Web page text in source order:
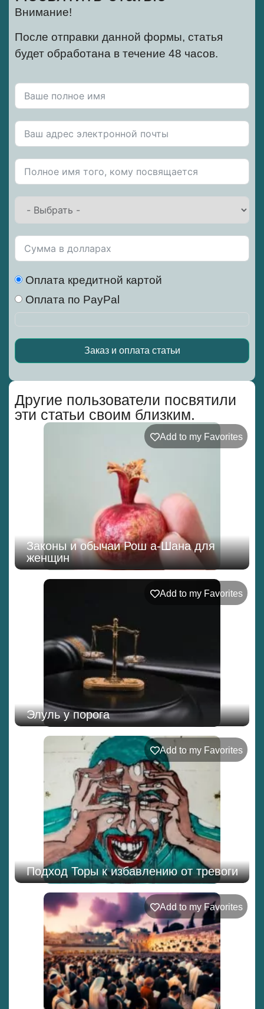
Другие пользователи посвятили
эти статьи своим близким.
Add to my Favorites
Законы и обычаи Рош а-Шана для
женщин
Add to my Favorites
Элуль у порога
Add to my Favorites
Подход Торы к избавлению от тревоги
Add to my Favorites
Внимание!
После отправки данной формы, статья
будет обработана в течение 48 часов.
Оплата кредитной картой
Оплата по PayPal
Заказ и оплата статьи
Alternative: